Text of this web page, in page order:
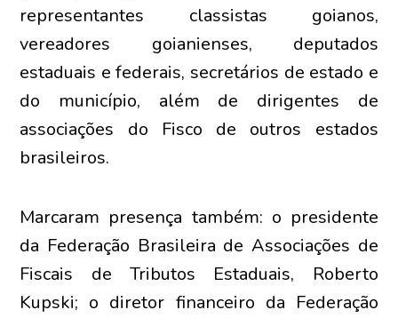
representantes classistas goianos,
vereadores goianienses, deputados
estaduais e federais, secretários de estado e
do município, além de dirigentes de
associações do Fisco de outros estados
brasileiros.
Marcaram presença também: o presidente
da Federação Brasileira de Associações de
Fiscais de Tributos Estaduais, Roberto
Kupski; o diretor financeiro da Federação